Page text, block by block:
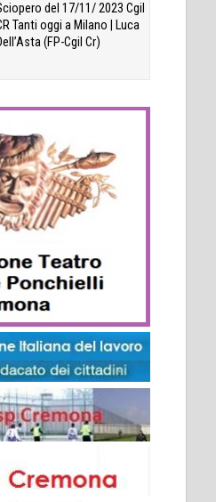
del 17/11/ 2023 Cgil
Tanti oggi a Milano | Luca
(FP-Cgil Cr)